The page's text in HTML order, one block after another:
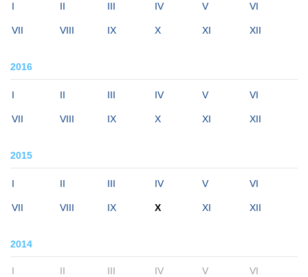
I II III IV V VI
VII VIII IX X XI XII
2016
I II III IV V VI
VII VIII IX X XI XII
2015
I II III IV V VI
VII VIII IX X XI XII
2014
I II III IV V VI